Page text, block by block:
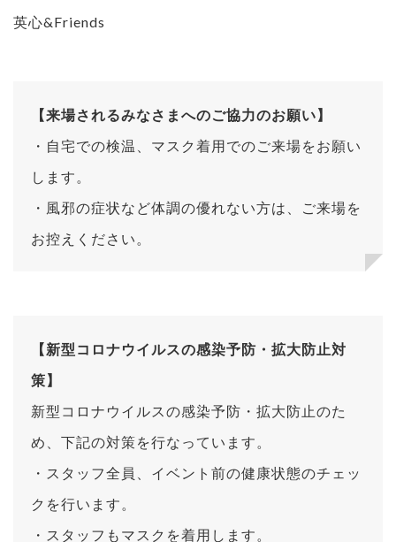
英心&Friends
【来場されるみなさまへのご協力のお願い】
・自宅での検温、マスク着用でのご来場をお願い
します。
・風邪の症状など体調の優れない方は、ご来場を
お控えください。
【新型コロナウイルスの感染予防・拡大防止対
策】
新型コロナウイルスの感染予防・拡大防止のた
め、下記の対策を行なっています。
・スタッフ全員、イベント前の健康状態のチェッ
クを行います。
・スタッフもマスクを着用します。